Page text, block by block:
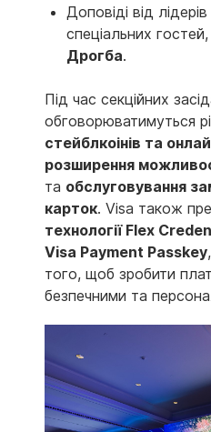
Доповіді від
спеціальних
Дрогба.
Під час секційних
обговорюватимуться
стейблкоінів та
розширення
та обслуговування
карток. Visa також
технології Flex
Visa Payment Passkey
того, щоб зробити
безпечними та